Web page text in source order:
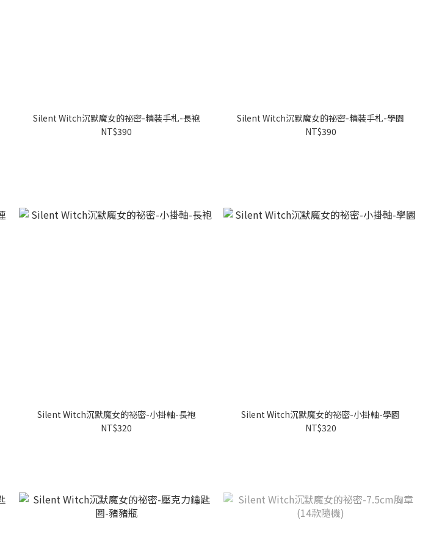
Silent Witch沉默魔女的祕密-精裝手札-長袍
NT$390
Silent Witch沉默魔女的祕密-精裝手札-學園
NT$390
Silent Witch沉默魔女的祕密-小掛軸-長袍
NT$320
Silent Witch沉默魔女的祕密-小掛軸-學園
NT$320